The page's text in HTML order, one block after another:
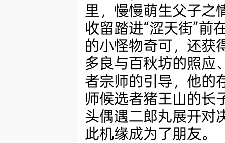
里，慢慢萌生父子之
收留踏进“涩天街”前
的小怪物奇可，还获
多良与百秋坊的照应
者宗师的引导，他的
师候选者猪王山的长
头偶遇二郎丸展开对
此机缘成为了朋友。